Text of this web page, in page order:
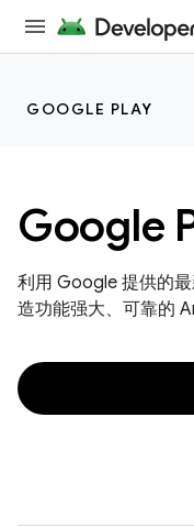
GOOGLE PLAY
Google
利用 Google 提供的
造功能强大、可靠的